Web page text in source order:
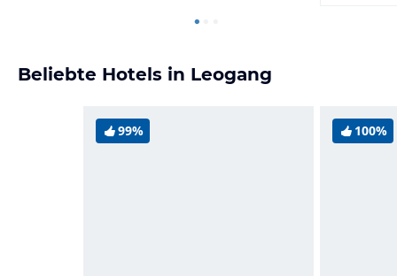
Beliebte Hotels in Leogang
99% 100%